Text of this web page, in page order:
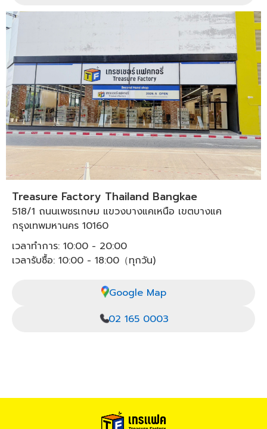
Treasure Factory Thailand Bangkae
518/1 ถนนเพชรเกษม แขวงบางแคเหนือ เขตบางแค
กรุงเทพมหานคร 10160
เวลาทำการ: 10:00 - 20:00
เวลารับซื้อ: 10:00 - 18:00（ทุกวัน)
Google Map
02 165 0003